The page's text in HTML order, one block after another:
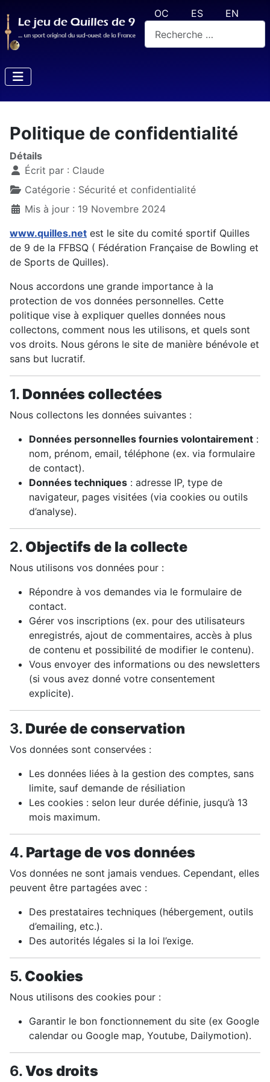
Sélectionnez votre langue
OC ES
EN
Politique de confidentialité
Détails
Écrit par : Claude
Catégorie : Sécurité et confidentialité
Mis à jour : 19 Novembre 2024
www.quilles.net est le site du comité sportif Quilles
de 9 de la FFBSQ ( Fédération Française de Bowling et
de Sports de Quilles).
Nous accordons une grande importance à la
protection de vos données personnelles. Cette
politique vise à expliquer quelles données nous
collectons, comment nous les utilisons, et quels sont
vos droits. Nous gérons le site de manière bénévole et
sans but lucratif.
1. Données collectées
Nous collectons les données suivantes :
Données personnelles fournies volontairement :
nom, prénom, email, téléphone (ex. via formulaire
de contact).
Données techniques : adresse IP, type de
navigateur, pages visitées (via cookies ou outils
d’analyse).
2. Objectifs de la collecte
Nous utilisons vos données pour :
Répondre à vos demandes via le formulaire de
contact.
Gérer vos inscriptions (ex. pour des utilisateurs
enregistrés, ajout de commentaires, accès à plus
de contenu et possibilité de modifier le contenu).
Vous envoyer des informations ou des newsletters
(si vous avez donné votre consentement
explicite).
3. Durée de conservation
Vos données sont conservées :
Les données liées à la gestion des comptes, sans
limite, sauf demande de résiliation
Les cookies : selon leur durée définie, jusqu’à 13
mois maximum.
4. Partage de vos données
Vos données ne sont jamais vendues. Cependant, elles
peuvent être partagées avec :
Des prestataires techniques (hébergement, outils
d’emailing, etc.).
Des autorités légales si la loi l’exige.
5. Cookies
Nous utilisons des cookies pour :
Garantir le bon fonctionnement du site (ex Google
calendar ou Google map, Youtube, Dailymotion).
6.Vos droits